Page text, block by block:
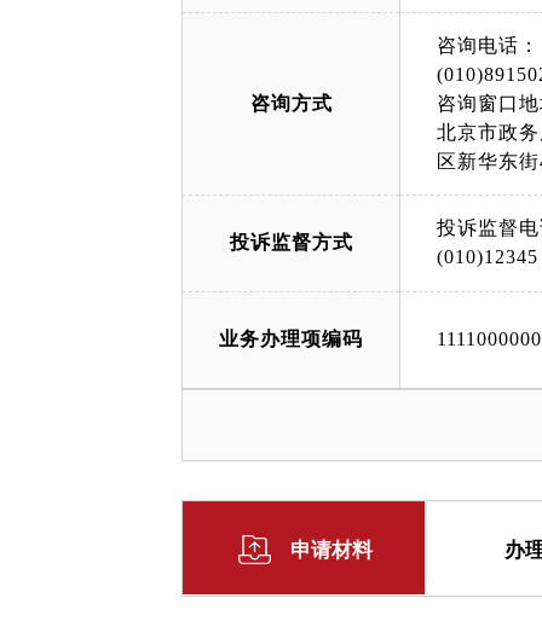
咨询方式
咨询电话：
咨询窗口
北京市政
区新华东
投诉监督方式
投诉监督
(010)12345
业务办理项编码
申请材料 办